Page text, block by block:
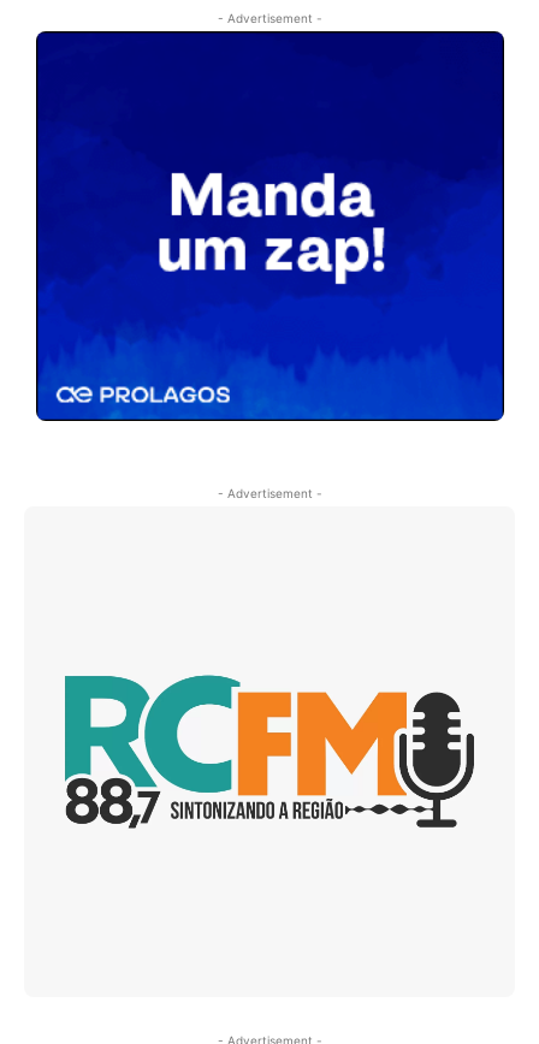
- Advertisement -
- Advertisement -
- Advertisement -